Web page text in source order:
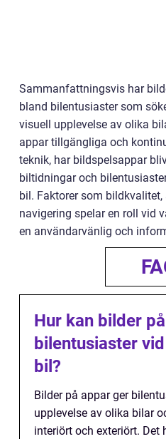
Sammanfattningsvis har
bland bilentusiaster som
visuell upplevelse av olika
appar tillgängliga och
teknik, har bildspelsappar
biltidningar och
bil. Faktorer som
navigering spelar en roll vid
en användarvänlig och
Hur kan bilder
bilentusiaster
bil?
Bilder på appar ger
upplevelse av olika bilar
interiört och exteriört. Det